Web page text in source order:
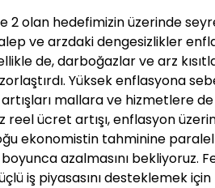
2 olan hedefimizin üzerinde
ve arzdaki dengesizlikler
de, darboğazlar ve arz
zorlaştırdı. Yüksek enflasyona
artışları mallara ve hizmetlere
ücret artışı, enflasyon
ekonomistin tahminine
azalmasını bekliyoruz.
iş piyasasını desteklemek için